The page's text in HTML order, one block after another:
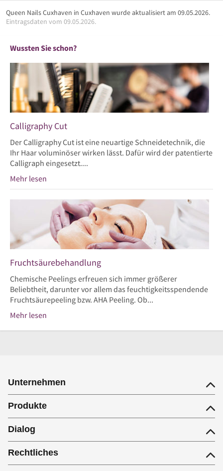
Queen Nails Cuxhaven in Cuxhaven wurde aktualisiert am 09.05.2026.
Eintragsdaten vom 09.05.2026.
Wussten Sie schon?
Calligraphy Cut
Der Calligraphy Cut ist eine neuartige Schneidetechnik, die
Ihr Haar voluminöser wirken lässt. Dafür wird der patentierte
Calligraph eingesetzt....
Mehr lesen
Fruchtsäurebehandlung
Chemische Peelings erfreuen sich immer größerer
Beliebtheit, darunter vor allem das feuchtigkeitsspendende
Fruchtsäurepeeling bzw. AHA Peeling. Ob...
Mehr lesen
Unternehmen
Produkte
Dialog
Rechtliches